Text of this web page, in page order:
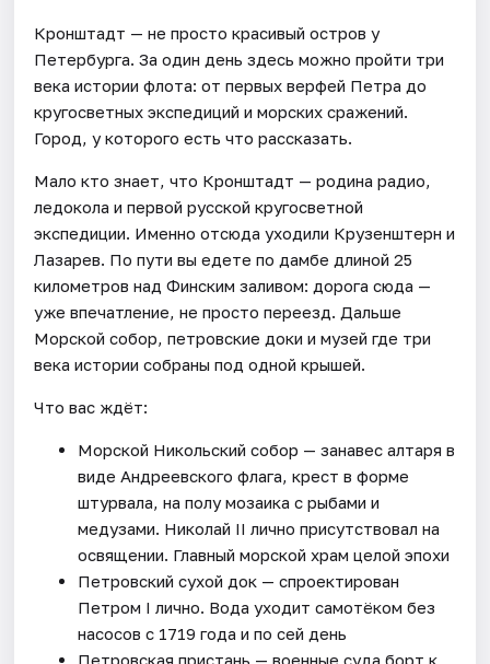
Кронштадт — не просто красивый остров у
Петербурга. За один день здесь можно пройти три
века истории флота: от первых верфей Петра до
кругосветных экспедиций и морских сражений.
Город, у которого есть что рассказать.
Мало кто знает, что Кронштадт — родина радио,
ледокола и первой русской кругосветной
экспедиции. Именно отсюда уходили Крузенштерн и
Лазарев. По пути вы едете по дамбе длиной 25
километров над Финским заливом: дорога сюда —
уже впечатление, не просто переезд. Дальше
Морской собор, петровские доки и музей где три
века истории собраны под одной крышей.
Что вас ждёт:
Морской Никольский собор — занавес алтаря в
виде Андреевского флага, крест в форме
штурвала, на полу мозаика с рыбами и
медузами. Николай II лично присутствовал на
освящении. Главный морской храм целой эпохи
Петровский сухой док — спроектирован
Петром I лично. Вода уходит самотёком без
насосов с 1719 года и по сей день
Петровская пристань — военные суда борт к